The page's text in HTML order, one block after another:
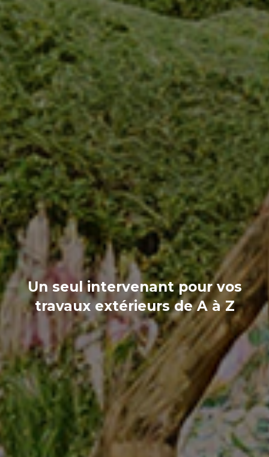
Un seul intervenant pour vos
travaux extérieurs de A à Z